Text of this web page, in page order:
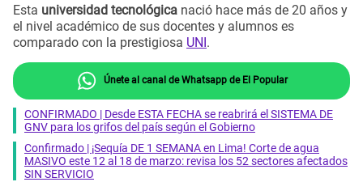
Esta universidad tecnológica nació hace más de 20 años y
el nivel académico de sus docentes y alumnos es
comparado con la prestigiosa UNI .
Únete al canal de Whatsapp de El Popular
CONFIRMADO | Desde ESTA FECHA se reabrirá el SISTEMA DE
GNV para los grifos del país según el Gobierno
Confirmado | ¡Sequía DE 1 SEMANA en Lima! Corte de agua
MASIVO este 12 al 18 de marzo: revisa los 52 sectores afectados
SIN SERVICIO